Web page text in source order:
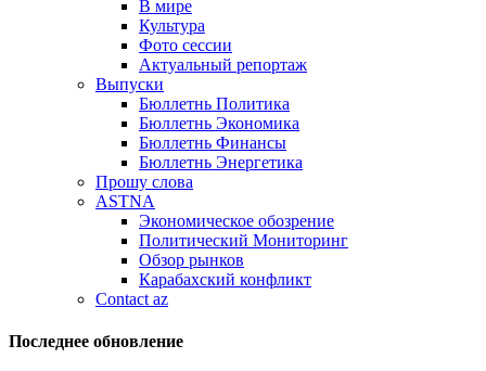
В мире
Культура
Фото сессии
Актуальный репортаж
Выпуски
Бюллетнь Политика
Бюллетнь Экономика
Бюллетнь Финансы
Бюллетнь Энергетика
Прошу слова
ASTNA
Экономическое обозрение
Политический Мониторинг
Обзор рынков
Карабахский конфликт
Contact az
Последнее обновление